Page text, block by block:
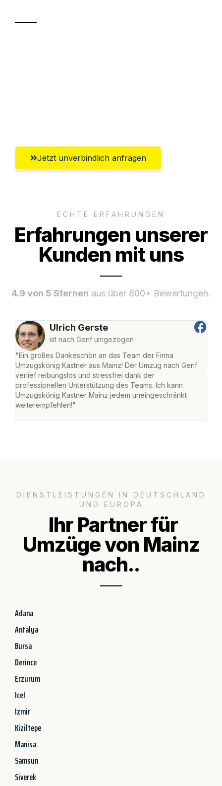
Jetzt unverbindlich anfragen
ECHTE ERFAHRUNGEN
Erfahrungen unserer
Kunden mit uns
4.9 von 5 Sternen aus über 800+ Bewertungen.
Ulrich Gerste
ist nach Genf umgezogen
"Ein großes Dankeschön an das Team der Firma
Umzugskönig Kastner aus Mainz! Der Umzug nach Genf
verlief reibungslos und stressfrei dank der
professionellen Unterstützung des Teams. Ich kann
Umzugskönig Kastner Mainz jedem uneingeschränkt
weiterempfehlen!"
DIENSTLEISTUNGEN IN DEUTSCHLAND
UND EUROPA
Ihr Partner für
Umzüge von Mainz
nach..
Adana
Antalya
Bursa
Derince
Erzurum
Icel
Izmir
Kiziltepe
Manisa
Samsun
Siverek